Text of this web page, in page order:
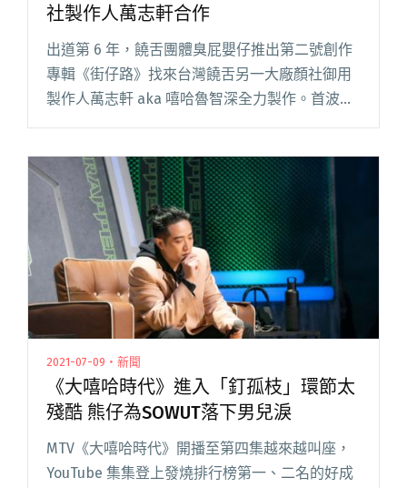
社製作人萬志軒合作
出道第 6 年，饒舌團體臭屁嬰仔推出第二號創作
專輯《街仔路》找來台灣饒舌另一大廠顏社御用
製作人萬志軒 aka 嘻哈魯智深全力製作。首波主
首歌曲，而立勝的段落閱讀全文 "臭屁嬰仔第二
張專輯《街仔路》 攜手顏社製作人萬志軒合作"
2021-07-09・新聞
《大嘻哈時代》進入「釘孤枝」環節太
殘酷 熊仔為SOWUT落下男兒淚
MTV《大嘻哈時代》開播至第四集越來越叫座，
YouTube 集集登上發燒排行榜第一、二名的好成